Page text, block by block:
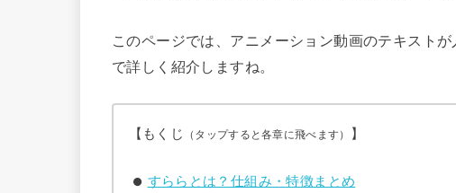
このページでは、アニメーション動画のテキスト
で詳しく紹介しますね。
【もくじ （タップすると各章に飛べます） 】
すららとは？仕組み・特徴まとめ